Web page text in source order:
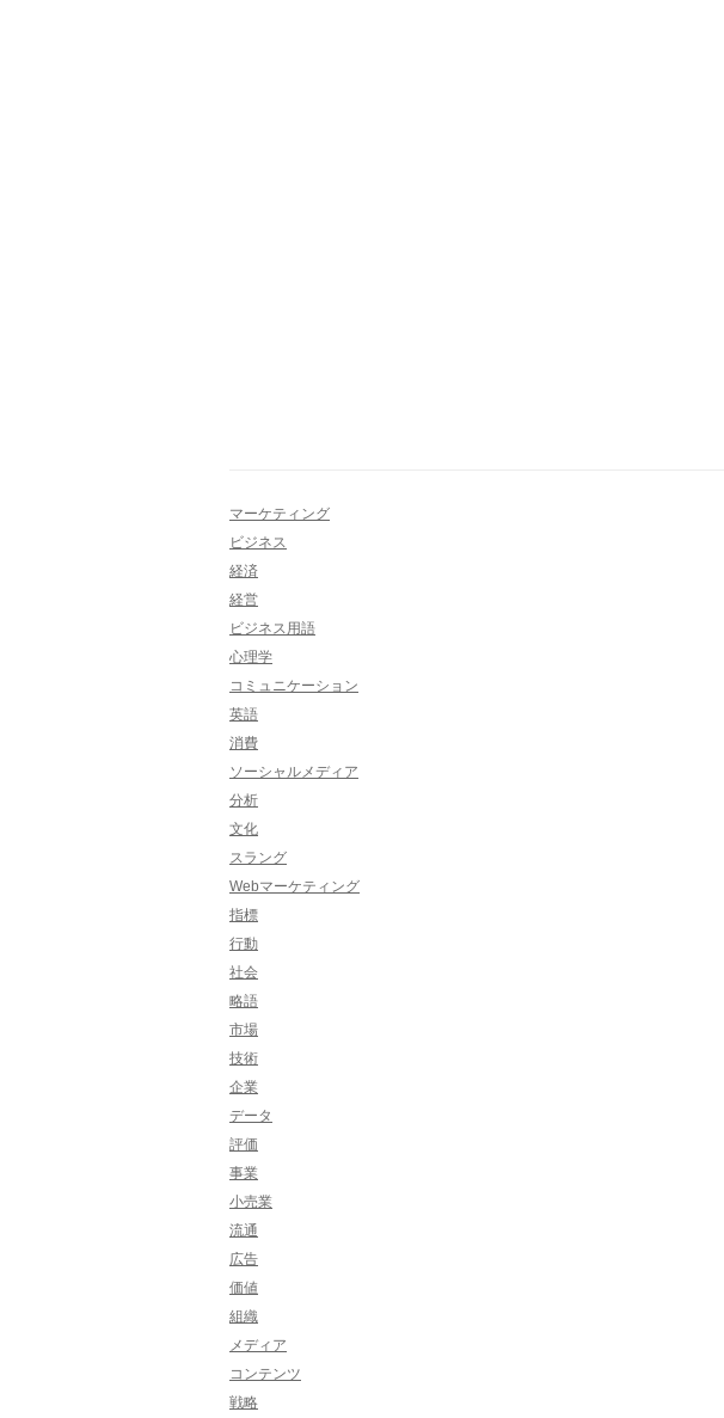
マーケティング
ビジネス
経済
経営
ビジネス用語
心理学
コミュニケーション
英語
消費
ソーシャルメディア
分析
文化
スラング
Webマーケティング
指標
行動
社会
略語
市場
技術
企業
データ
評価
事業
小売業
流通
広告
価値
組織
メディア
コンテンツ
戦略